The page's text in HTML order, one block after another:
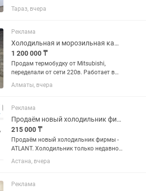
цена за каждый по 250 тысяч
Тараз, вчера
Реклама
Холодильная и морозильная камера
1 200 000 ₸
Продам термобудку от Mitsubishi,
переделали от сети 220в. Работает в
двух вариантах как плюсовой
холодильник и минусовой
Ауэзовский район, мкр.Достык. Выше
Кар сити....
Алматы, вчера
Реклама
Продаём новый холодильник фирмы - ATLANT.
215 000 ₸
Продаём новый холодильник фирмы -
ATLANT. Холодильник только недавно
купили. Продаём, в связи с тем что не
подошёл по размеру. Холодильник
установки в кухонный...
Астана, вчера
Реклама